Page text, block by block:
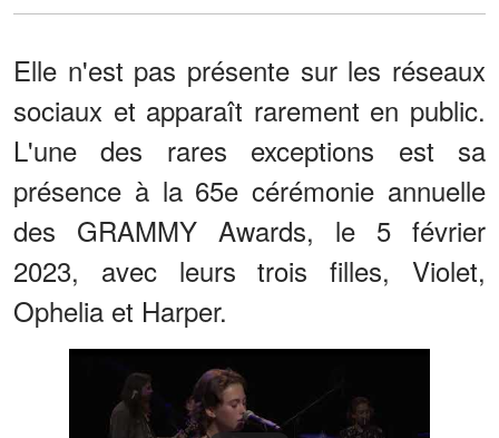
Elle n'est pas présente sur les réseaux
sociaux et apparaît rarement en public.
L'une des rares exceptions est sa
présence à la 65e cérémonie annuelle
des GRAMMY Awards, le 5 février
2023, avec leurs trois filles, Violet,
Ophelia et Harper.